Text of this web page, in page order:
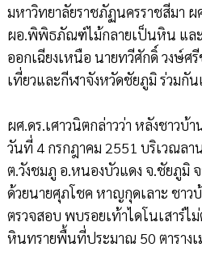
มหาวิทยาลัยราชภัฏนครราชสีมา
ผอ.พิพิธภัณฑ์ไม้กลายเป็นหิน แล
ออกเฉียงเหนือ นายทวีศักดิ์ วงษ์ศ
เที่ยวและกีฬาจังหวัดชัยภูมิ ร่วมกัน
ผศ.ดร.เศาวนิตกล่าวว่า หลังชาวบ้
วันที่ 4 กรกฎาคม 2551 บริเวณล
ต.วังชมภู อ.หนองบัวแดง จ.ชัยภูมิ
ด้วยนายศุภโชค หาญกุดเลาะ ชา
ตรวจสอบ พบรอยเท้าไดโนเสาร์ไ
หินทรายพื้นที่ประมาณ 50 ตารางเ